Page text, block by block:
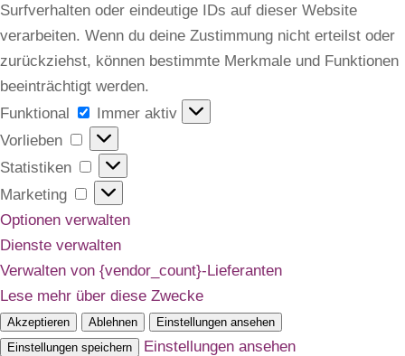
Surfverhalten oder eindeutige IDs auf dieser Website
verarbeiten. Wenn du deine Zustimmung nicht erteilst oder
zurückziehst, können bestimmte Merkmale und Funktionen
beeinträchtigt werden.
Funktional
Funktional
Immer aktiv
Vorlieben
Vorlieben
Statistiken
Statistiken
Marketing
Marketing
Optionen verwalten
Dienste verwalten
Verwalten von {vendor_count}-Lieferanten
Lese mehr über diese Zwecke
Akzeptieren Ablehnen
Einstellungen ansehen
Einstellungen speichern
Einstellungen ansehen